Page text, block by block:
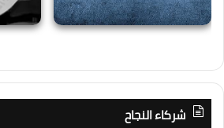
شركاء النجاح